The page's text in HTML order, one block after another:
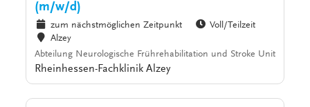
(m/w/d)
zum nächstmöglichen Zeitpunkt
Voll/Teilzeit
Alzey
Abteilung Neurologische Frührehabilitation und Stroke Unit
Rheinhessen-Fachklinik Alzey